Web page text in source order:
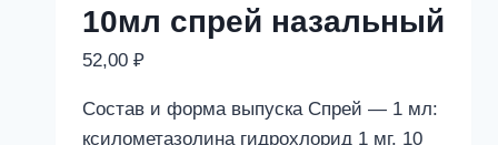
10мл спрей назальный
52,00 ₽
Состав и форма выпуска Спрей — 1 мл:
ксилометазолина гидрохлорид 1 мг. 10